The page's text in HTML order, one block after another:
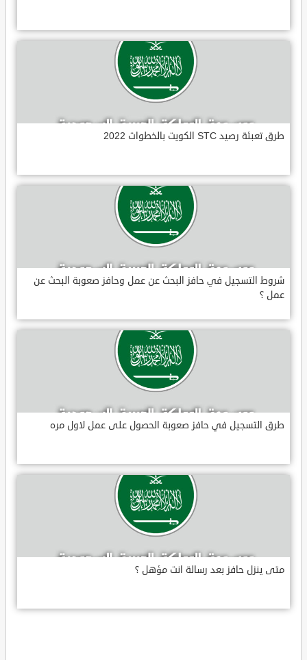
طرق تعبئة رصيد STC الكويت بالخطوات 2022
شروط التسجيل في حافز البحث عن عمل وحافز صعوبة البحث عن
عمل ؟
طرق التسجيل في حافز صعوبة الحصول على عمل لاول مره
متى ينزل حافز بعد رسالة انت مؤهل ؟